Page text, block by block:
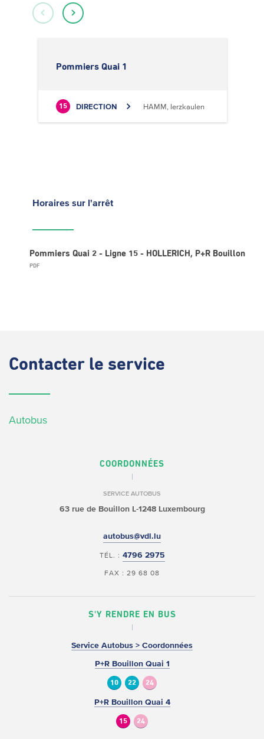
Pommiers Quai 1
15 DIRECTION HAMM, Ierzkaulen
Horaires sur l'arrêt
Pommiers Quai 2 - Ligne 15 - HOLLERICH, P+R Bouillon
PDF
Contacter le service
Autobus
COORDONNÉES
SERVICE AUTOBUS
63 rue de BouillonL-1248 Luxembourg
autobus@vdl.lu
TÉL. : 4796 2975
FAX : 29 68 08
S'Y RENDRE EN BUS
Service Autobus > Coordonnées
P+R Bouillon Quai 1
10 22 24
P+R Bouillon Quai 4
15 24